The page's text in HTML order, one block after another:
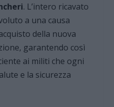
. L’intero ricavato
a una causa
della nuova
garantendo così
ai militi che ogni
e la sicurezza